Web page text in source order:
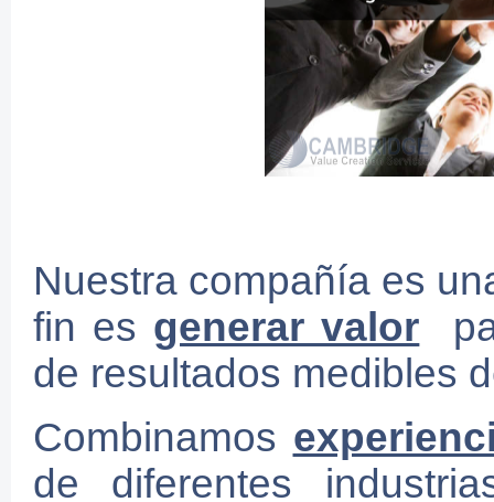
Nuestra compañía es
fin es generar valor
de resultados medibles
Combinamos
de diferentes